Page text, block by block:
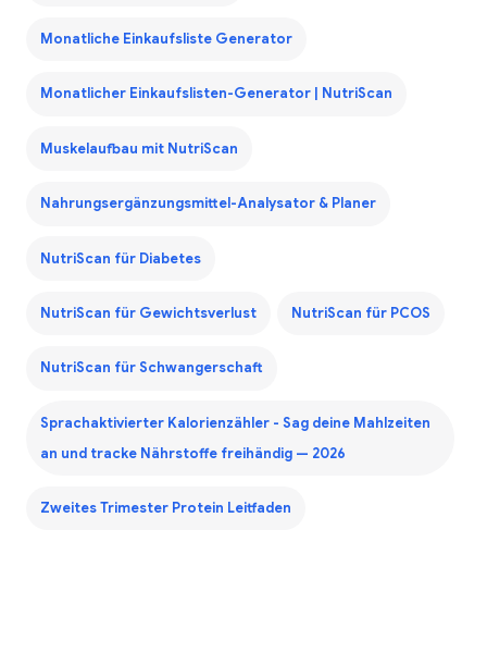
Monatliche Einkaufsliste Generator
Monatlicher Einkaufslisten-Generator | NutriScan
Muskelaufbau mit NutriScan
Nahrungsergänzungsmittel-Analysator & Planer
NutriScan für Diabetes
NutriScan für Gewichtsverlust NutriScan für PCOS
NutriScan für Schwangerschaft
Sprachaktivierter Kalorienzähler - Sag deine Mahlzeiten
an und tracke Nährstoffe freihändig — 2026
Zweites Trimester Protein Leitfaden